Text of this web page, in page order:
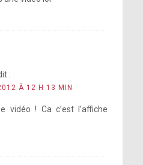
:
À 12 H 13 MIN
vidéo ! Ca c’est l’affiche